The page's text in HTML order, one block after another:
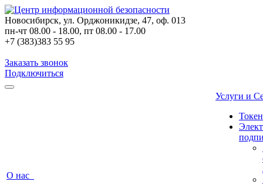
Новосибирск, ул. Орджоникидзе, 47, оф. 013
пн-чт 08.00 - 18.00, пт 08.00 - 17.00
+7 (383)383 55 95
Заказать звонок
Подключиться
О нас
Услуги и